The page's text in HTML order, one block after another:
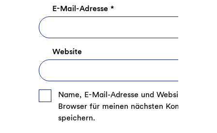
E-Mail-Adresse *
Website
Name, E-Mail-Adresse und Website in
Browser für meinen nächsten Kommentar
speichern.